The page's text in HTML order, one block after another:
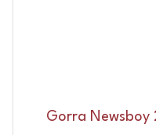
Gorra Newsboy